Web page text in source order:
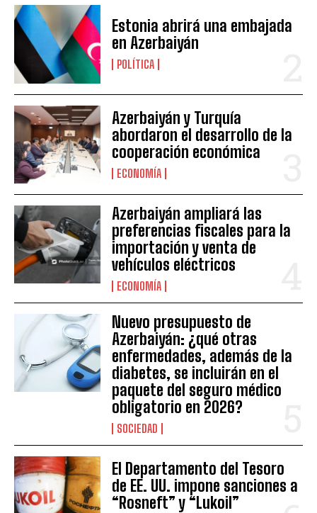
Estonia abrirá una embajada
en Azerbaiyán
POLÍTICA
Azerbaiyán y Turquía
abordaron el desarrollo de la
cooperación económica
ECONOMÍA
Azerbaiyán ampliará las
preferencias fiscales para la
importación y venta de
vehículos eléctricos
ECONOMÍA
Nuevo presupuesto de
Azerbaiyán: ¿qué otras
enfermedades, además de la
diabetes, se incluirán en el
paquete del seguro médico
obligatorio en 2026?
SOCIEDAD
El Departamento del Tesoro
de EE. UU. impone sanciones a
“Rosneft” y “Lukoil”